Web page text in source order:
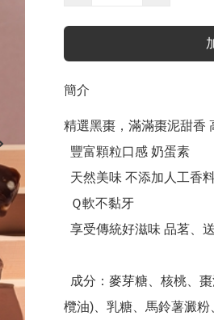
簡介
精選黑棗，滿滿棗泥甜香
欖油)、乳糖、馬鈴薯澱粉